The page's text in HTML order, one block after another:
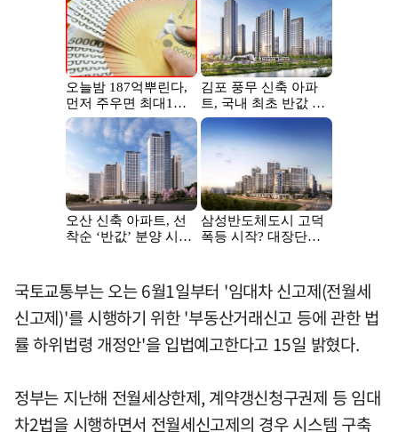
국토교통부는 오는 6월1일부터 '임대차 신고제(전월세
신고제)'를 시행하기 위한 '부동산거래신고 등에 관한 법
률 하위법령 개정안'을 입법예고한다고 15일 밝혔다.
정부는 지난해 전월세상한제, 계약갱신청구권제 등 임대
차2법을 시행하면서 전월세신고제의 경우 시스템 구축